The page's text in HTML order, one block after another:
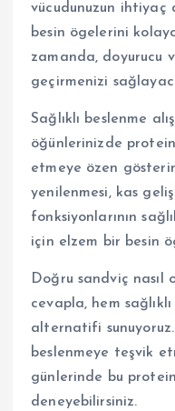
vücudunuzun ihtiyaç
besin ögelerini
zamanda, doyurucu
geçirmenizi
Sağlıklı beslenme
öğünlerinizde
etmeye özen
yenilenmesi, kas
fonksiyonlarının
için elzem bir besin
Doğru sandviç nasıl
cevapla, hem
alternatifi sunuyoruz.
beslenmeye teşvik
günlerinde bu
deneyebilirsiniz.